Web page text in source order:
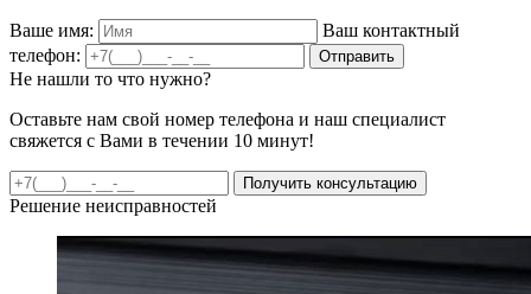
Ваше имя:
Ваш контактный
телефон:
Отправить
Не нашли то что нужно?
Оставьте нам свой номер телефона и наш специалист
свяжется с Вами в течении 10 минут!
Получить консультацию
Решение неисправностей